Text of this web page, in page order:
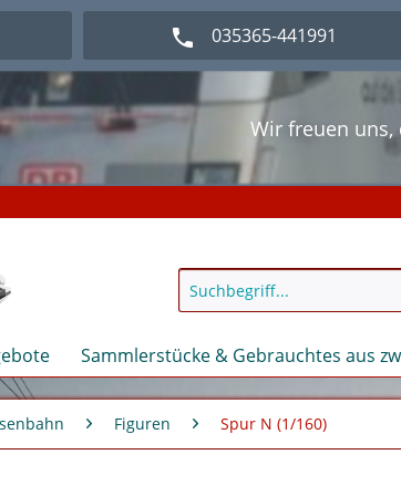
035365-441991
Wir freuen uns,
Herzlich Willkommen im
Wir freuen uns,
Herzlich Willkommen im
Sammlerstücke & Gebrauchtes aus
Figuren Spur N (1/160)